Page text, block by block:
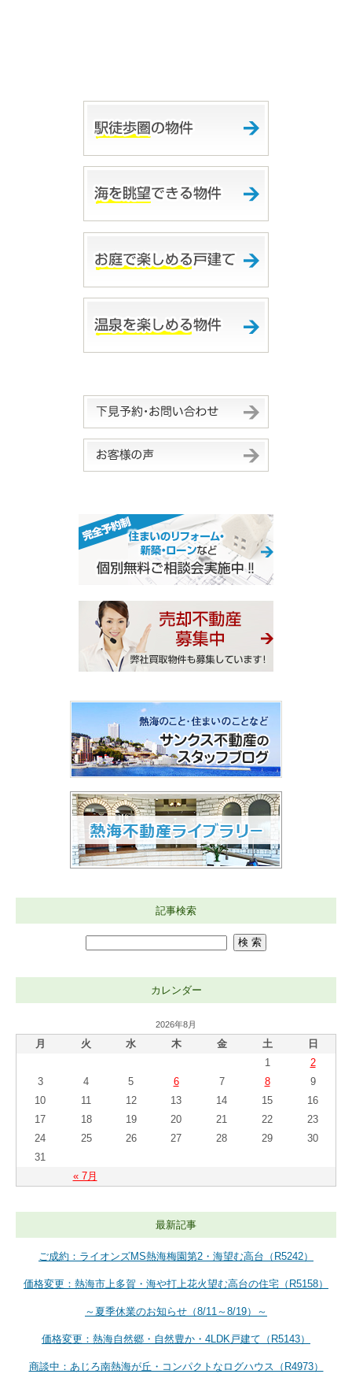
記事検索
カレンダー
2026年8月
月 火 水 木 金 土 日
« 7月
1
2
3
4 5 6 7 8
9
10
11 12 13 14 15
16
17
18 19 20 21 22
23
24
25 26 27 28 29
30
31
最新記事
ご成約：ライオンズMS熱海梅園第2・海望む高台（R5242）
価格変更：熱海市上多賀・海や打上花火望む高台の住宅（R5158）
～夏季休業のお知らせ（8/11～8/19）～
価格変更：熱海自然郷・自然豊か・4LDK戸建て（R5143）
商談中：あじろ南熱海が丘・コンパクトなログハウス（R4973）